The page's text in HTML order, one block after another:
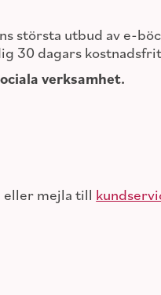
största utbud av e-
30 dagars
verksamhet.
eller mejla till